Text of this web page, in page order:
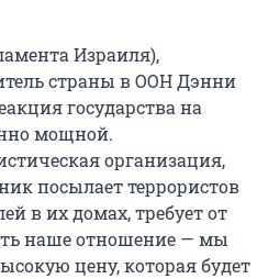
Израиля),
страны в ООН Дэнни
государства на
мощной.
организация,
посылает террористов
в их домах, требует от
наше отношение — мы
цену, которая будет